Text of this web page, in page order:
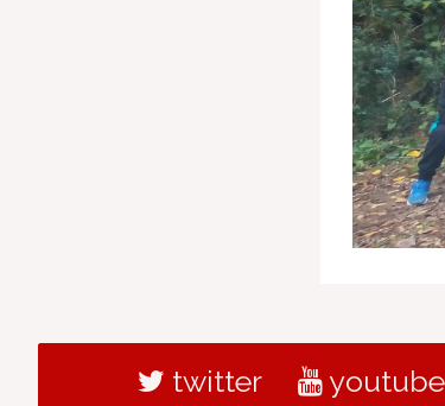
twitter youtube